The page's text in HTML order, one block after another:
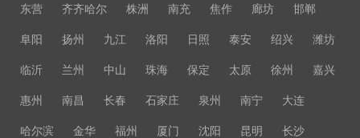
东营 齐齐哈尔 株洲 南充 焦作 廊坊 邯郸
阜阳 扬州 九江 洛阳 日照 泰安 绍兴 潍坊
临沂 兰州 中山 珠海 保定 太原 徐州 嘉兴
惠州 南昌 长春 石家庄 泉州 南宁 大连
哈尔滨 金华 福州 厦门 沈阳 昆明 长沙